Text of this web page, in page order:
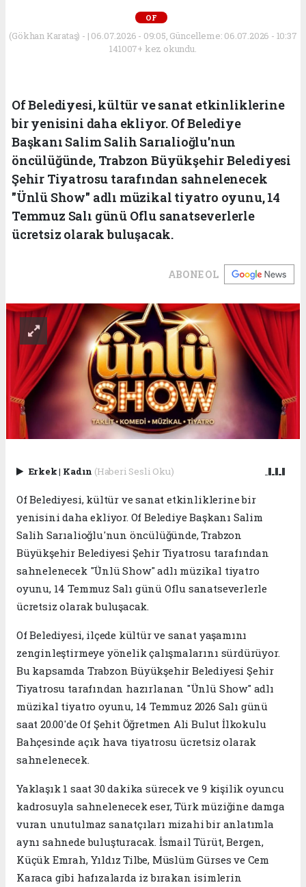
OF
(Gökhan Karataş) - | 06.07.2026 - 09:05, Güncelleme: 06.07.2026 - 10:37
141007+ kez okundu.
Of Belediyesi, kültür ve sanat etkinliklerine
bir yenisini daha ekliyor. Of Belediye
Başkanı Salim Salih Sarıalioğlu'nun
öncülüğünde, Trabzon Büyükşehir Belediyesi
Şehir Tiyatrosu tarafından sahnelenecek
"Ünlü Show" adlı müzikal tiyatro oyunu, 14
Temmuz Salı günü Oflu sanatseverlerle
ücretsiz olarak buluşacak.
ABONE OL
Erkek| Kadın (Haberi Sesli Oku)
Of Belediyesi, kültür ve sanat etkinliklerine bir
yenisini daha ekliyor. Of Belediye Başkanı Salim
Salih Sarıalioğlu'nun öncülüğünde, Trabzon
Büyükşehir Belediyesi Şehir Tiyatrosu tarafından
sahnelenecek "Ünlü Show" adlı müzikal tiyatro
oyunu, 14 Temmuz Salı günü Oflu sanatseverlerle
ücretsiz olarak buluşacak.
Of Belediyesi, ilçede kültür ve sanat yaşamını
zenginleştirmeye yönelik çalışmalarını sürdürüyor.
Bu kapsamda Trabzon Büyükşehir Belediyesi Şehir
Tiyatrosu tarafından hazırlanan "Ünlü Show" adlı
müzikal tiyatro oyunu, 14 Temmuz 2026 Salı günü
saat 20.00'de Of Şehit Öğretmen Ali Bulut İlkokulu
Bahçesinde açık hava tiyatrosu ücretsiz olarak
sahnelenecek.
Yaklaşık 1 saat 30 dakika sürecek ve 9 kişilik oyuncu
kadrosuyla sahnelenecek eser, Türk müziğine damga
vuran unutulmaz sanatçıları mizahi bir anlatımla
aynı sahnede buluşturacak. İsmail Türüt, Bergen,
Küçük Emrah, Yıldız Tilbe, Müslüm Gürses ve Cem
Karaca gibi hafızalarda iz bırakan isimlerin